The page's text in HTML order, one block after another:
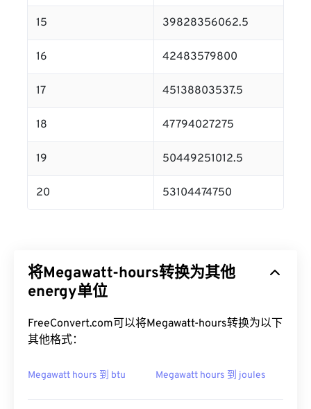
15 39828356062.5
16 42483579800
17 45138803537.5
18 47794027275
19 50449251012.5
20 53104474750
将Megawatt-hours转换为其他
energy单位
FreeConvert.com可以将Megawatt-hours转换为以下
其他格式：
Megawatt hours 到 btu Megawatt hours 到 joules